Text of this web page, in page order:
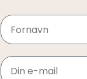
Navn
Email